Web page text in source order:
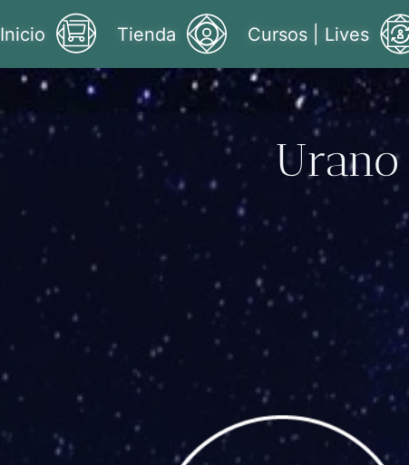
Inicio Tienda Cursos | Lives
Urano